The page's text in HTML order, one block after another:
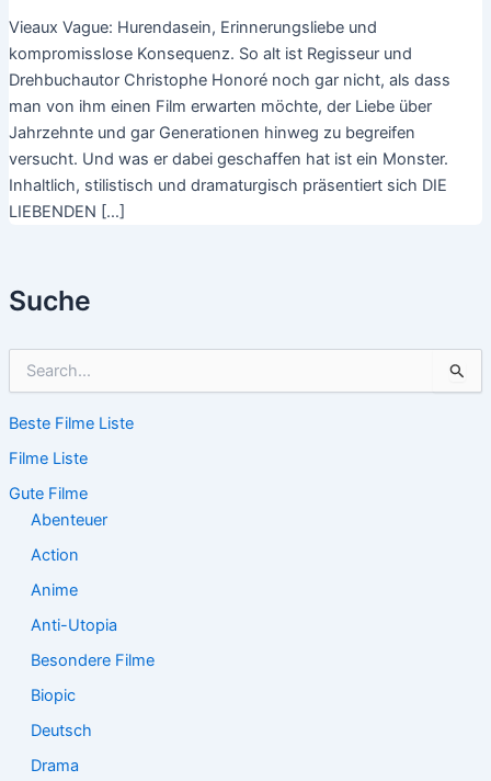
Suche
h
n
n
Beste Filme Liste
Filme Liste
Gute Filme
Abenteuer
Action
Anime
Anti-Utopia
Besondere Filme
Biopic
Deutsch
Drama
Vieaux Vague: Hurendasein, Erinnerungsliebe und
kompromisslose Konsequenz. So alt ist Regisseur und
Drehbuchautor Christophe Honoré noch gar nicht, als dass
man von ihm einen Film erwarten möchte, der Liebe über
Jahrzehnte und gar Generationen hinweg zu begreifen
versucht. Und was er dabei geschaffen hat ist ein Monster.
Inhaltlich, stilistisch und dramaturgisch präsentiert sich DIE
LIEBENDEN […]